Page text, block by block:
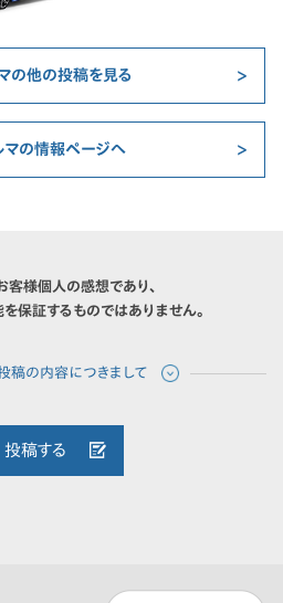
の他の投稿を見る
マの情報ページへ
客様個人の感想であり、
保証するものではありません。
投稿する